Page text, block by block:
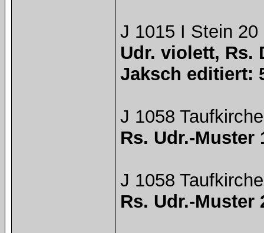
J 1015 I Stein 20
Udr. violett, Rs.
Jaksch editiert:
J 1058
Rs. Udr.-Muster
J 1058
Rs. Udr.-Muster